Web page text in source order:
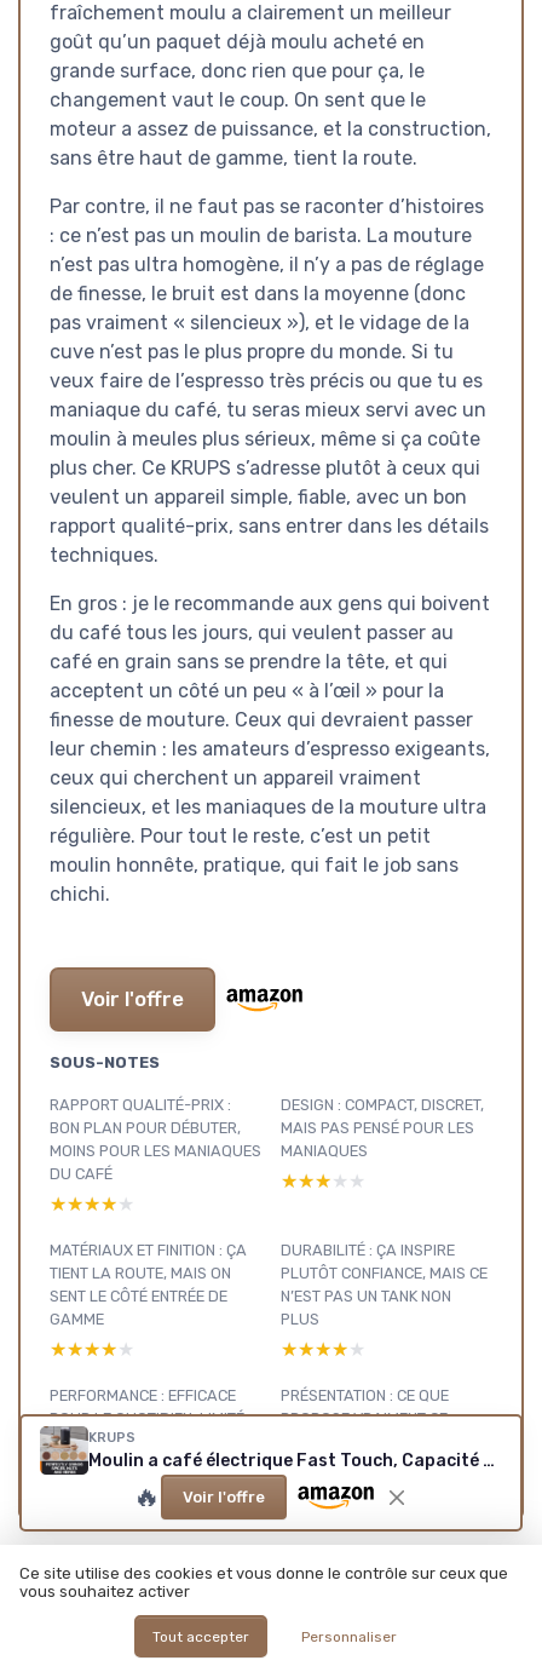
fraîchement moulu a clairement un meilleur
goût qu’un paquet déjà moulu acheté en
grande surface, donc rien que pour ça, le
changement vaut le coup. On sent que le
moteur a assez de puissance, et la construction,
sans être haut de gamme, tient la route.
Par contre, il ne faut pas se raconter d’histoires
: ce n’est pas un moulin de barista. La mouture
n’est pas ultra homogène, il n’y a pas de réglage
de finesse, le bruit est dans la moyenne (donc
pas vraiment « silencieux »), et le vidage de la
cuve n’est pas le plus propre du monde. Si tu
veux faire de l’espresso très précis ou que tu es
maniaque du café, tu seras mieux servi avec un
moulin à meules plus sérieux, même si ça coûte
plus cher. Ce KRUPS s’adresse plutôt à ceux qui
veulent un appareil simple, fiable, avec un bon
rapport qualité-prix, sans entrer dans les détails
techniques.
En gros : je le recommande aux gens qui boivent
du café tous les jours, qui veulent passer au
café en grain sans se prendre la tête, et qui
acceptent un côté un peu « à l’œil » pour la
finesse de mouture. Ceux qui devraient passer
leur chemin : les amateurs d’espresso exigeants,
ceux qui cherchent un appareil vraiment
silencieux, et les maniaques de la mouture ultra
régulière. Pour tout le reste, c’est un petit
moulin honnête, pratique, qui fait le job sans
chichi.
Voir l'offre
SOUS-NOTES
RAPPORT QUALITÉ-PRIX :
BON PLAN POUR DÉBUTER,
MOINS POUR LES MANIAQUES
DU CAFÉ
★★★★★
★★★★★
DESIGN : COMPACT, DISCRET,
MAIS PAS PENSÉ POUR LES
MANIAQUES
★★★★★
★★★★★
MATÉRIAUX ET FINITION : ÇA
TIENT LA ROUTE, MAIS ON
SENT LE CÔTÉ ENTRÉE DE
GAMME
★★★★★
★★★★★
DURABILITÉ : ÇA INSPIRE
PLUTÔT CONFIANCE, MAIS CE
N’EST PAS UN TANK NON
PLUS
★★★★★
★★★★★
PERFORMANCE : EFFICACE
POUR LE QUOTIDIEN, LIMITÉ
POUR LES PURISTES
★★★★★
★★★★★
PRÉSENTATION : CE QUE
PROPOSE VRAIMENT CE
★★★★★
★★★★★
Machines à
café : voir nos
autres tests
Voir tous les tests Machines à café →
KRUPS
Moulin a café électrique Fast Touch, Capacité 75g, 200 watts ,F2034210, Noir Noir 200W
🔥 Voir l'offre
Ce site utilise des cookies et vous donne le contrôle sur ceux que
vous souhaitez activer
Tout accepter Personnaliser